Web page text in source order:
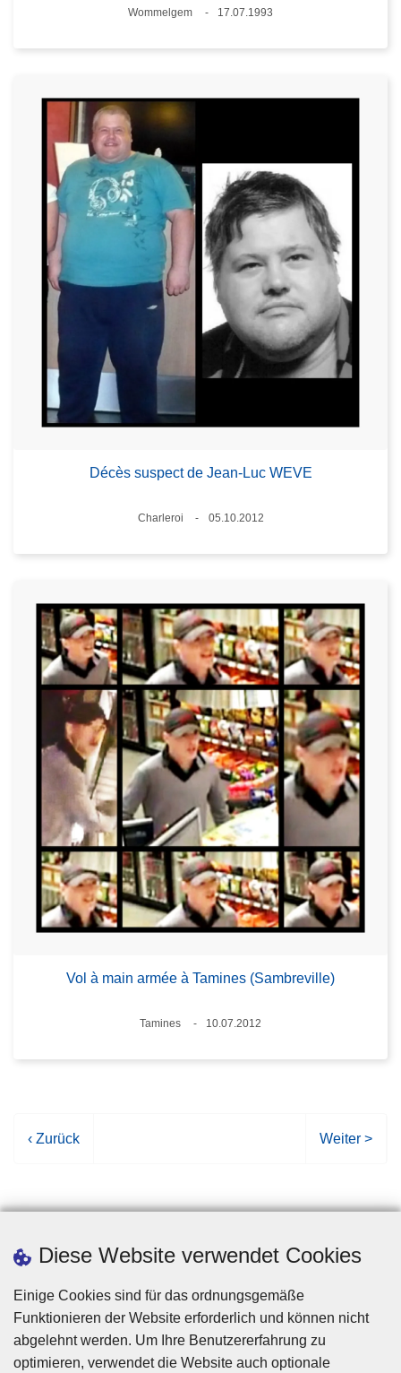
Diese Website verwendet Cookies
Einige Cookies sind für das ordnungsgemäße
Funktionieren der Website erforderlich und können nicht
abgelehnt werden. Um Ihre Benutzererfahrung zu
optimieren, verwendet die Website auch optionale
Standort
Wommelgem
17.07.1993
Décès suspect de Jean-Luc WEVE
Standort
Charleroi
05.10.2012
Vol à main armée à Tamines (Sambreville)
Standort
Tamines
10.07.2012
V
h
g
e
S
e
‹ Zurück
N
h
t
e
i
t
Weiter >